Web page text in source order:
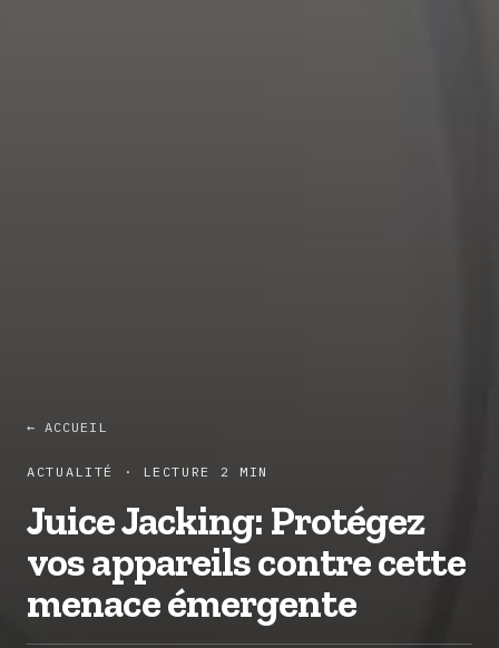
← ACCUEIL
ACTUALITÉ · LECTURE 2 MIN
Juice Jacking: Protégez
vos appareils contre cette
menace émergente